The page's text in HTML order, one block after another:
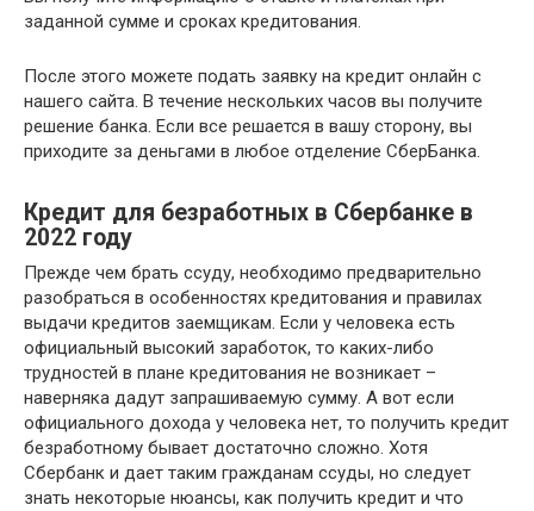
заданной сумме и сроках кредитования.
После этого можете подать заявку на кредит онлайн с
нашего сайта. В течение нескольких часов вы получите
решение банка. Если все решается в вашу сторону, вы
приходите за деньгами в любое отделение СберБанка.
Кредит для безработных в Сбербанке в
2022 году
Прежде чем брать ссуду, необходимо предварительно
разобраться в особенностях кредитования и правилах
выдачи кредитов заемщикам. Если у человека есть
официальный высокий заработок, то каких-либо
трудностей в плане кредитования не возникает –
наверняка дадут запрашиваемую сумму. А вот если
официального дохода у человека нет, то получить кредит
безработному бывает достаточно сложно. Хотя
Сбербанк и дает таким гражданам ссуды, но следует
знать некоторые нюансы, как получить кредит и что